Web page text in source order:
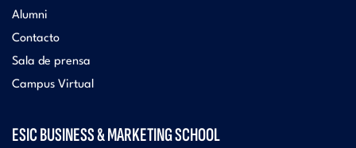
Alumni
Contacto
Sala de prensa
Campus Virtual
ESIC BUSINESS & MARKETING SCHOOL